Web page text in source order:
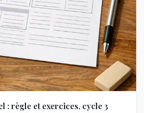
: règle et exercices, cycle 3